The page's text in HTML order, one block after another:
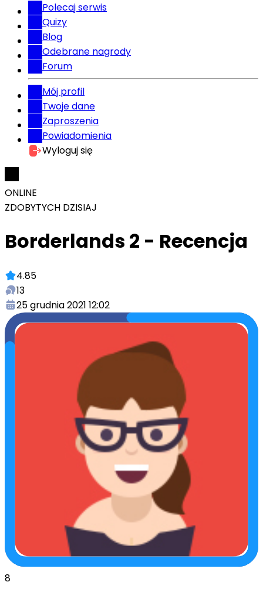
Polecaj serwis
Quizy
Blog
Odebrane nagrody
Forum
Mój profil
Twoje dane
Zaproszenia
Powiadomienia
Wyloguj się
ONLINE
ZDOBYTYCH DZISIAJ
Borderlands 2 - Recencja
4.85
13
25 grudnia 2021 12:02
8